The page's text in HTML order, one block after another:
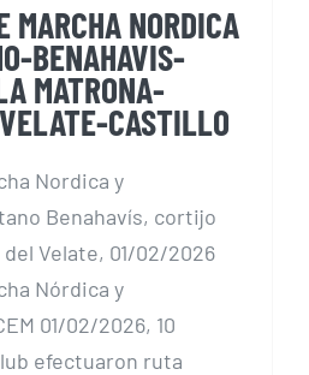
MARCHA NORDICA
BENAHAVIS-
MATRONA-
CASTILLO
Nordica y
Benahavís, cortijo
Velate, 01/02/2026
Nórdica y
01/02/2026, 10
efectuaron ruta